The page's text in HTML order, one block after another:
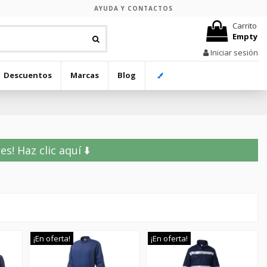
AYUDA Y CONTACTOS
Carrito
Empty
Iniciar sesión
Descuentos Marcas Blog
Haz clic aquí ⬇️
¡En oferta! ¡En oferta!